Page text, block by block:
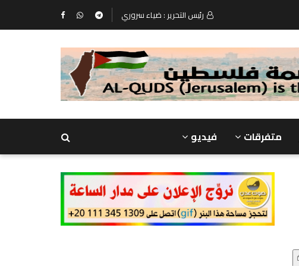
رئيس التحرير : ضياء سروري
متفرقات فيديو